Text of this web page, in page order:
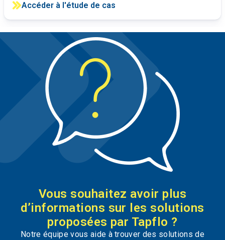
Accéder à l'étude de cas
Vous souhaitez avoir plus
d’informations sur les solutions
proposées par Tapflo ?
Notre équipe vous aide à trouver des solutions de